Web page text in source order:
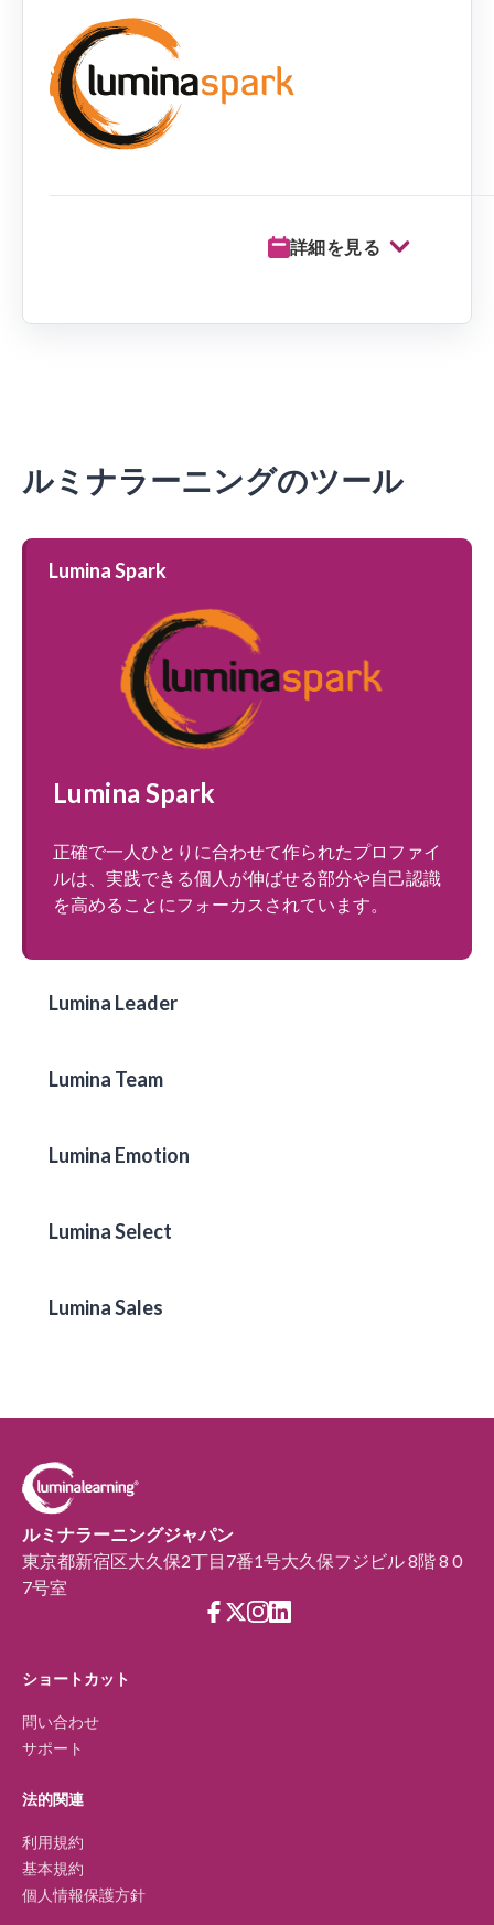
詳細を見る
ルミナラーニングのツール
Lumina Spark
Lumina Spark
正確で一人ひとりに合わせて作られたプロファイ
ルは、実践できる個人が伸ばせる部分や自己認識
を高めることにフォーカスされています。
Lumina Leader
Lumina Team
Lumina Emotion
Lumina Select
Lumina Sales
ルミナラーニングジャパン
東京都新宿区大久保2丁目7番1号大久保フジビル 8階 8 0
7号室
ショートカット
問い合わせ
サポート
法的関連
利用規約
基本規約
個人情報保護方針